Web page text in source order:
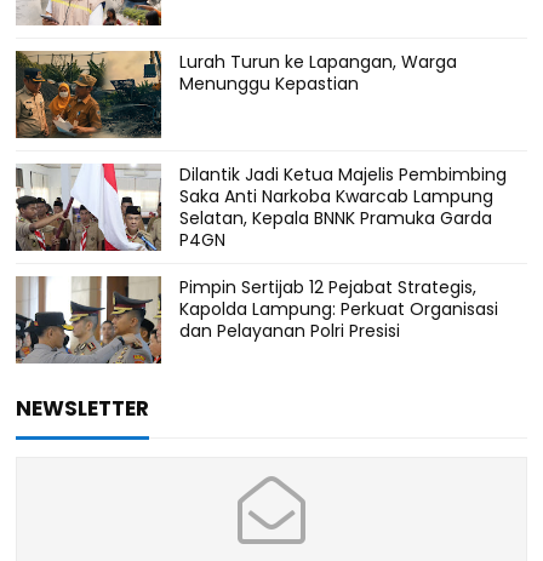
Lurah Turun ke Lapangan, Warga
Menunggu Kepastian
Dilantik Jadi Ketua Majelis Pembimbing
Saka Anti Narkoba Kwarcab Lampung
Selatan, Kepala BNNK Pramuka Garda
P4GN
Pimpin Sertijab 12 Pejabat Strategis,
Kapolda Lampung: Perkuat Organisasi
dan Pelayanan Polri Presisi
NEWSLETTER